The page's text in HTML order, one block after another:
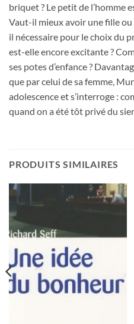
briquet ? Le petit de l’homme
Vaut-il mieux avoir une fille
il nécessaire pour le choix du
est-elle encore excitante ?
ses potes d’enfance ?
que par celui de sa femme,
adolescence et s’interroge :
quand on a été tôt privé du
PRODUITS SIMILAIRES